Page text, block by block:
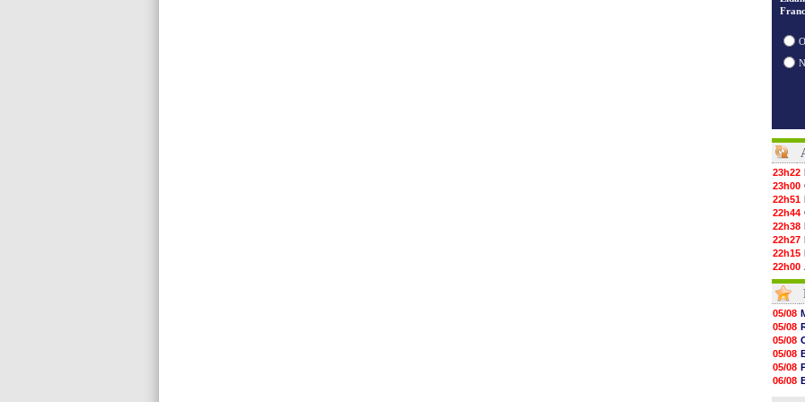
23h22
23h00
22h51
22h44
22h38
22h27
22h15
22h00
21h48
21h39
21h26
21h05
20h47
20h30
20h18
20h04
19h47
05/08
05/08
05/08
05/08
05/08
06/08